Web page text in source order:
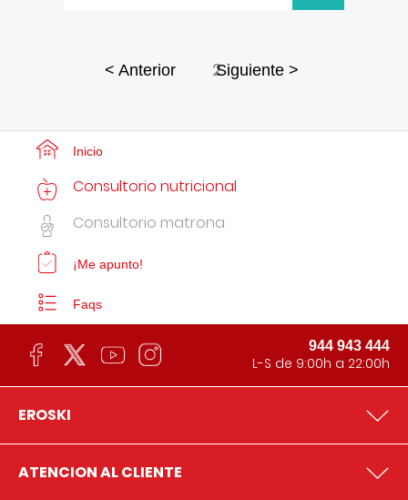
< Anterior 2Siguiente >
Inicio
Consultorio nutricional
Consultorio matrona
¡Me apunto!
Faqs
944 943 444
L-S de 9:00h a 22:00h
EROSKI
ATENCION AL CLIENTE